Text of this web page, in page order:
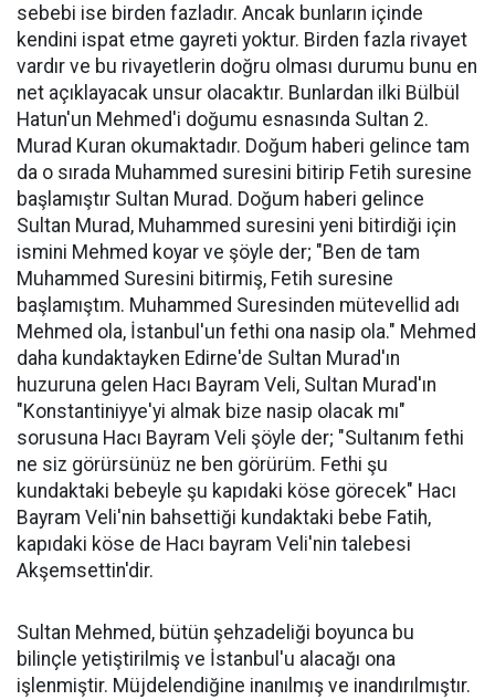
sebebi ise birden fazladır. Ancak bunların içinde
kendini ispat etme gayreti yoktur. Birden fazla rivayet
vardır ve bu rivayetlerin doğru olması durumu bunu en
net açıklayacak unsur olacaktır. Bunlardan ilki Bülbül
Hatun'un Mehmed'i doğumu esnasında Sultan 2.
Murad Kuran okumaktadır. Doğum haberi gelince tam
da o sırada Muhammed suresini bitirip Fetih suresine
başlamıştır Sultan Murad. Doğum haberi gelince
Sultan Murad, Muhammed suresini yeni bitirdiği için
ismini Mehmed koyar ve şöyle der; "Ben de tam
Muhammed Suresini bitirmiş, Fetih suresine
başlamıştım. Muhammed Suresinden mütevellid adı
Mehmed ola, İstanbul'un fethi ona nasip ola." Mehmed
daha kundaktayken Edirne'de Sultan Murad'ın
huzuruna gelen Hacı Bayram Veli, Sultan Murad'ın
"Konstantiniyye'yi almak bize nasip olacak mı"
sorusuna Hacı Bayram Veli şöyle der; "Sultanım fethi
ne siz görürsünüz ne ben görürüm. Fethi şu
kundaktaki bebeyle şu kapıdaki köse görecek" Hacı
Bayram Veli'nin bahsettiği kundaktaki bebe Fatih,
kapıdaki köse de Hacı bayram Veli'nin talebesi
Akşemsettin'dir.
Sultan Mehmed, bütün şehzadeliği boyunca bu
bilinçle yetiştirilmiş ve İstanbul'u alacağı ona
işlenmiştir. Müjdelendiğine inanılmış ve inandırılmıştır.